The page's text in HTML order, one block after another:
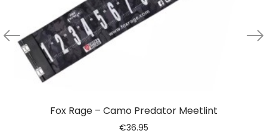
Fox Rage – Camo Predator Meetlint
€36.95